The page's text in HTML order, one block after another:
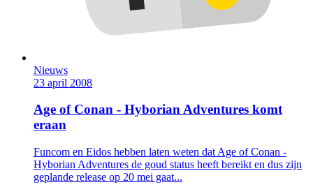
Nieuws
23 april 2008
Age of Conan - Hyborian Adventures komt
eraan
Funcom en Eidos hebben laten weten dat Age of Conan -
Hyborian Adventures de goud status heeft bereikt en dus zijn
geplande release op 20 mei gaat...